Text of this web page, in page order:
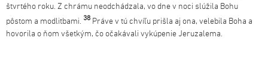
štvrtého roku. Z chrámu neodchádzala, vo dne v noci slúžila Bohu
pôstom a modlitbami. 38 Práve v tú chvíľu prišla aj ona, velebila Boha a
hovorila o ňom všetkým, čo očakávali vykúpenie Jeruzalema.